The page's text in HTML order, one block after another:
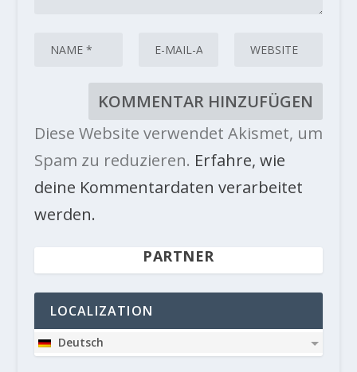
Diese Website verwendet Akismet, um
Spam zu reduzieren. Erfahre, wie
deine Kommentardaten verarbeitet
werden.
PARTNER
LOCALIZATION
Deutsch